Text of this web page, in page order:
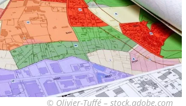
© Olivier-Tuffé – stock.adobe.com